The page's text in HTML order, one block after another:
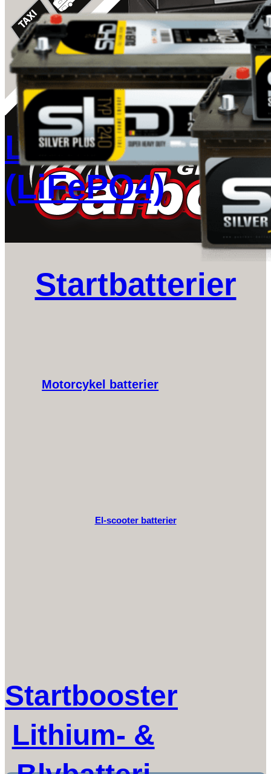
Startbatterier
Lithiumbatterier
(LiFePO4)
Motorcykel batterier
El-scooter batterier
Startbooster
Lithium- &